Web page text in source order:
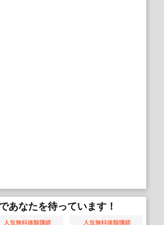
あなたを待っています！